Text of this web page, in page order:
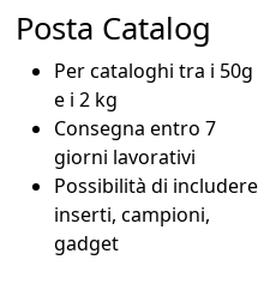
Posta Catalog
Per cataloghi tra i 50g
e i 2 kg
Consegna entro 7
giorni lavorativi
Possibilità di includere
inserti, campioni,
gadget